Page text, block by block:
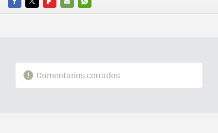
FACEBOOK
TWITTERFLIPBOARD
E-
WHATSAPP
Comentarios cerrados